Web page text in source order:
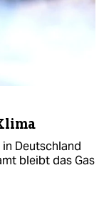
Deutschland
bleibt das Gas